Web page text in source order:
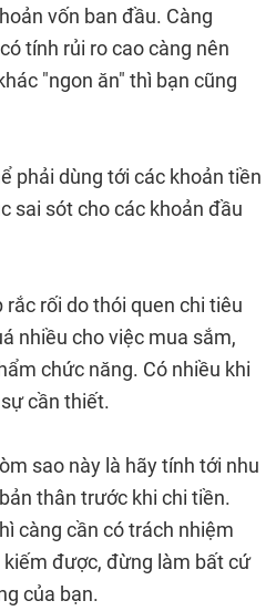
vốn ban đầu. Càng
tính rủi ro cao càng nên
"ngon ăn" thì bạn cũng
phải dùng tới các khoản tiền
sai sót cho các khoản đầu
rối do thói quen chi tiêu
nhiều cho việc mua sắm,
chức năng. Có nhiều khi
cần thiết.
sao này là hãy tính tới nhu
thân trước khi chi tiền.
càng cần có trách nhiệm
được, đừng làm bất cứ
của bạn.